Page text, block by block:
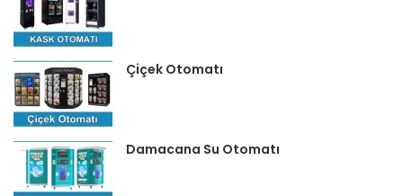
Çiçek Otomatı
Damacana Su Otomatı